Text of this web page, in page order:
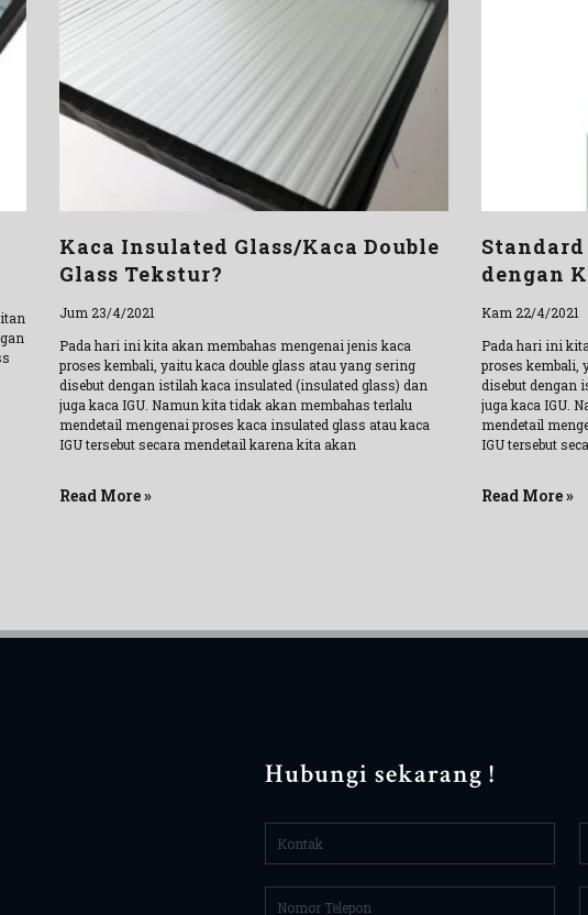
Kaca Insulated Glass/Kaca Double
Glass Tekstur?
Jum 23/4/2021
Pada hari ini kita akan membahas mengenai jenis kaca
proses kembali, yaitu kaca double glass atau yang sering
disebut dengan istilah kaca insulated (insulated glass) dan
juga kaca IGU. Namun kita tidak akan membahas terlalu
mendetail mengenai proses kaca insulated glass atau kaca
IGU tersebut secara mendetail karena kita akan
Read More »
Standard
dengan
Kam 22/4/2021
Pada hari ini
proses kembali,
disebut dengan
juga kaca IGU.
mendetail
IGU tersebut
Read More »
Hubungi sekarang !